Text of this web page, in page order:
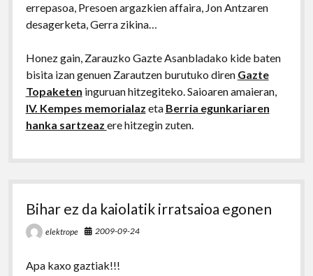
errepasoa, Presoen argazkien affaira, Jon Antzaren
desagerketa, Gerra zikina…
Honez gain, Zarauzko Gazte Asanbladako kide baten
bisita izan genuen Zarautzen burutuko diren Gazte
Topaketen inguruan hitzegiteko. Saioaren amaieran,
IV. Kempes memorialaz eta Berria egunkariaren
hanka sartzeaz ere hitzegin zuten.
Bihar ez da kaiolatik irratsaioa egonen
elektrope 2009-09-24
Apa kaxo gaztiak!!!